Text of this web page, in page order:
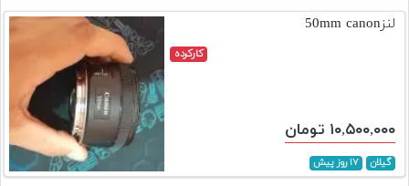
لنز50mm canon
کارکرده
۱۰,۵۰۰,۰۰۰ تومان
گیلان ۱۷ روز پیش